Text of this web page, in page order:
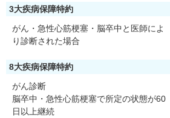
3大疾病保障特約
がん・急性心筋梗塞・脳卒中と医師によ
り診断された場合
8大疾病保障特約
がん診断
脳卒中・急性心筋梗塞で所定の状態が60
日以上継続